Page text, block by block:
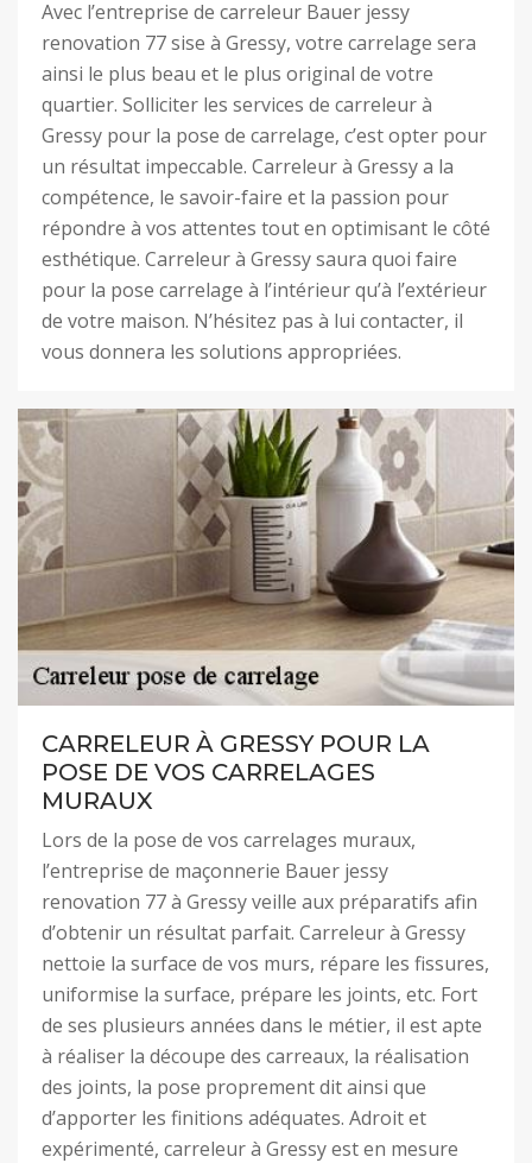
Avec l’entreprise de carreleur Bauer jessy
renovation 77 sise à Gressy, votre carrelage sera
ainsi le plus beau et le plus original de votre
quartier. Solliciter les services de carreleur à
Gressy pour la pose de carrelage, c’est opter pour
un résultat impeccable. Carreleur à Gressy a la
compétence, le savoir-faire et la passion pour
répondre à vos attentes tout en optimisant le côté
esthétique. Carreleur à Gressy saura quoi faire
pour la pose carrelage à l’intérieur qu’à l’extérieur
de votre maison. N’hésitez pas à lui contacter, il
vous donnera les solutions appropriées.
CARRELEUR À GRESSY POUR LA
POSE DE VOS CARRELAGES
MURAUX
Lors de la pose de vos carrelages muraux,
l’entreprise de maçonnerie Bauer jessy
renovation 77 à Gressy veille aux préparatifs afin
d’obtenir un résultat parfait. Carreleur à Gressy
nettoie la surface de vos murs, répare les fissures,
uniformise la surface, prépare les joints, etc. Fort
de ses plusieurs années dans le métier, il est apte
à réaliser la découpe des carreaux, la réalisation
des joints, la pose proprement dit ainsi que
d’apporter les finitions adéquates. Adroit et
expérimenté, carreleur à Gressy est en mesure